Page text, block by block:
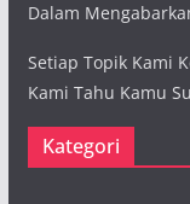
Dalam
Setiap Topik Kami
Kami Tahu Kamu
Kategori